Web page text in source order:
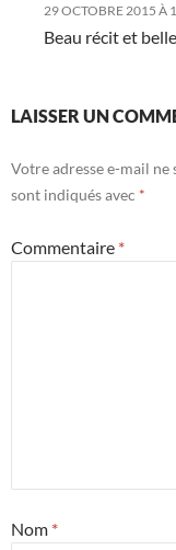
29 OCTOBRE 2015 À
Beau récit et
LAISSER UN
Votre adresse e-mail ne
sont indiqués avec *
Commentaire *
Nom *